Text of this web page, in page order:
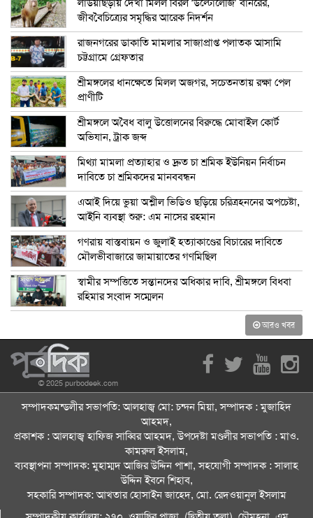
লাউয়াছড়ায় দেখা মিলল বিরল ‘উল্টোলেজি’ বানরের,
জীববৈচিত্র্যের সমৃদ্ধির আরেক নিদর্শন
রাজনগরের ডাকাতি মামলার সাজাপ্রাপ্ত পলাতক আসামি
চট্টগ্রামে গ্রেফতার
শ্রীমঙ্গলের ধানক্ষেতে মিলল অজগর, সচেতনতায় রক্ষা পেল
প্রাণীটি
শ্রীমঙ্গলে অবৈধ বালু উত্তোলনের বিরুদ্ধে মোবাইল কোর্ট
অভিযান, ট্রাক জব্দ
মিথ্যা মামলা প্রত্যাহার ও দ্রুত চা শ্রমিক ইউনিয়ন নির্বাচন
দাবিতে চা শ্রমিকদের মানববন্ধন
এআই দিয়ে ভুয়া অশ্লীল ভিডিও ছড়িয়ে চরিত্রহননের অপচেষ্টা,
আইনি ব্যবস্থা শুরু: এম নাসের রহমান
গণরায় বাস্তবায়ন ও জুলাই হত্যাকাণ্ডের বিচারের দাবিতে
মৌলভীবাজারে জামায়াতের গণমিছিল
স্বামীর সম্পত্তিতে সন্তানদের অধিকার দাবি, শ্রীমঙ্গলে বিধবা
রহিমার সংবাদ সম্মেলন
আরও খবর
© 2025 purbodeek.com
সম্পাদকমন্ডলীর সভাপতি: আলহাজ্ব মো: চন্দন মিয়া, সম্পাদক : মুজাহিদ
আহমদ,
প্রকাশক : আলহাজ্ব হাফিজ সাব্বির আহমদ, উপদেষ্টা মণ্ডলীর সভাপতি : মাও.
কামরুল ইসলাম,
ব্যবস্থাপনা সম্পাদক: মুহাম্মদ আজির উদ্দিন পাশা, সহযোগী সম্পাদক : সালাহ
উদ্দিন ইবনে শিহাব,
সহকারি সম্পাদক: আখতার হোসাইন জাহেদ, মো. রেদওয়ানুল ইসলাম